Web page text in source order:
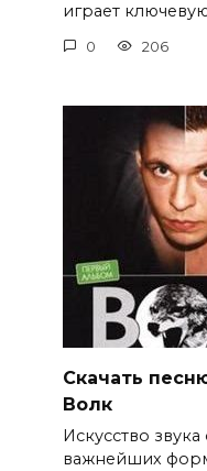
играет
0 206
Скачать
Волк
Искусство
важнейших